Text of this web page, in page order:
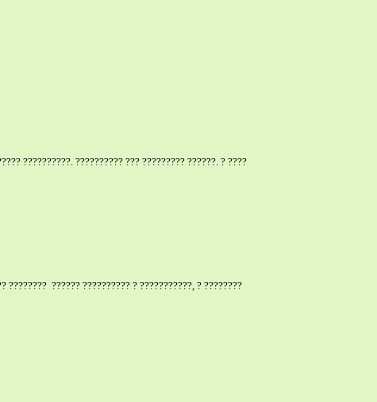
??????????. ?????????? ??? ????????? ??????. ? ????
???????? ?????? ?????????? ? ???????????, ? ????????